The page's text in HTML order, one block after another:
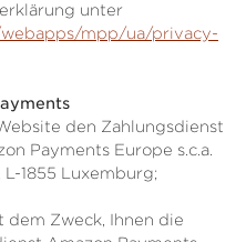
unter
mpp/ua/privacy-
den Zahlungsdienst
Payments Europe s.c.a.
1855 Luxemburg;
Zweck, Ihnen die